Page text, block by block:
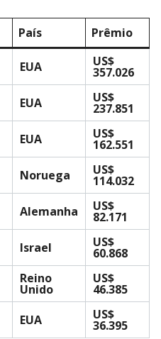
País Prêmio
EUA US$
357.026
EUA US$
237.851
EUA US$
162.551
Noruega US$
114.032
Alemanha US$
82.171
Israel US$
60.868
Reino
Unido
US$
46.385
EUA US$
36.395